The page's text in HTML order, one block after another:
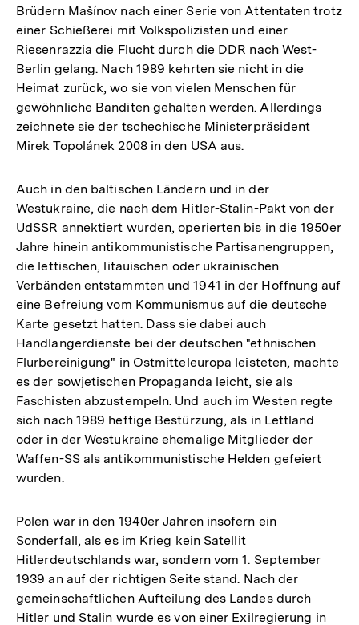
Brüdern Mašínov nach einer Serie von Attentaten trotz
einer Schießerei mit Volkspolizisten und einer
Riesenrazzia die Flucht durch die DDR nach West-
Berlin gelang. Nach 1989 kehrten sie nicht in die
Heimat zurück, wo sie von vielen Menschen für
gewöhnliche Banditen gehalten werden. Allerdings
zeichnete sie der tschechische Ministerpräsident
Mirek Topolánek 2008 in den USA aus.
Auch in den baltischen Ländern und in der
Westukraine, die nach dem Hitler-Stalin-Pakt von der
UdSSR annektiert wurden, operierten bis in die 1950er
Jahre hinein antikommunistische Partisanengruppen,
die lettischen, litauischen oder ukrainischen
Verbänden entstammten und 1941 in der Hoffnung auf
eine Befreiung vom Kommunismus auf die deutsche
Karte gesetzt hatten. Dass sie dabei auch
Handlangerdienste bei der deutschen "ethnischen
Flurbereinigung" in Ostmitteleuropa leisteten, machte
es der sowjetischen Propaganda leicht, sie als
Faschisten abzustempeln. Und auch im Westen regte
sich nach 1989 heftige Bestürzung, als in Lettland
oder in der Westukraine ehemalige Mitglieder der
Waffen-SS als antikommunistische Helden gefeiert
wurden.
Polen war in den 1940er Jahren insofern ein
Sonderfall, als es im Krieg kein Satellit
Hitlerdeutschlands war, sondern vom 1. September
1939 an auf der richtigen Seite stand. Nach der
gemeinschaftlichen Aufteilung des Landes durch
Hitler und Stalin wurde es von einer Exilregierung in